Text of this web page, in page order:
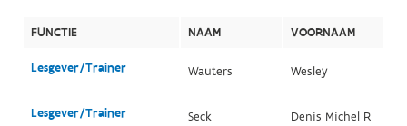
FUNCTIE NAAM VOORNAAM
Lesgever/Trainer Wauters Wesley
Lesgever/Trainer Seck Denis Michel R